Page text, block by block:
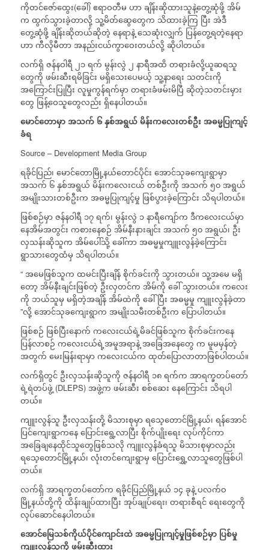
ကိုတင်ဇော်ထွေး(ခေါ်) ဧရာဝတီမ ဟာ ချိန်းဆိုထားသူနဲ့တွေ့ဆုံဖို့ အိမ်
က ထွက်သွားခဲ့တာလို့ သူ့မိတ်ဆွေတွေက သိထားခဲ့ကြ ပြီး အဲဒီ
တွေ့ဆုံဖို့ ချိန်းဆိုတယ်ဆိုတဲ့ နေရာနဲ့ သေဆုံးလျှက် ပြန်တွေ့ရတဲ့နေရာ
ဟာ ကီလိုမီတာ အနည်းငယ်ကွာဝေးတယ်လို့ ဆိုပါတယ်။
လက်ရှိ ဇန်နဝါရီ ၂၁ ရက် မွန်းလွဲ ၂ နာရီအထိ တရားခံလို့ယူဆရသူ
တွေကို ဖမ်းဆီးရမိခြင်း မရှိသေးပေမယ့် သူ့နာရေး သတင်းကို
အကြောင်းပြုပြီး လူမှုကွန်ရက်မှာ တရားခံဖမ်းမိပြီ ဆိုတဲ့သတင်းမှား
တွေ ဖြန့်ဝေသူတွေလည်း ရှိနေပါတယ်။
မောင်တောမှာ အသက် ၆ နှစ်အရွယ် မိန်းကလေးတစ်ဦး အဓမ္မပြုကျင့်
ခံရ
Source – Development Media Group
ရခိုင်ပြည်၊ မောင်တောမြို့နယ်တောင်ပိုင်း အောင်သုခကျေးရွာမှာ
အသက် ၆ နှစ်အရွယ် မိန်းကလေးငယ် တစ်ဦးကို အသက် ၅၀ အရွယ်
အမျိုးသားတစ်ဦးက အဓမ္မပြုကျင့်မှု ဖြစ်ပွားခဲ့ကြောင်း သိရပါတယ်။
ဖြစ်စဉ်မှာ ဇန်နဝါရီ ၁၇ ရက်၊ မွန်းလွဲ ၁ နာရီကျော်က ဒီကလေးငယ်မှာ
နေအိမ်အတွင်း ကစားနေစဉ် အိမ်နီးနားချင်း အသက် ၅၀ အရွယ်၊ ဦး
လှသန်းဆိုသူက အိမ်ပေါ်သို့ ခေါ်ကာ အဓမ္မမှုကျူးလွန်ခဲ့ကြောင်း
ရွာသားတွေထံမှ သိရပါတယ်။
“ အမေဖြစ်သူက ထမင်းပြီးချိန် စိုက်ခင်းကို သွားတယ်။ သူ့အမေ မရှိ
တော့ အိမ်နီးချင်းဖြစ်တဲ့ ဦးလှတင်က အိမ်ကို ခေါ် သွားတယ်။ ကလေး
ကို ဘယ်သူမှ မရှိတဲ့အချိန် အိမ်ထဲကို ခေါ်ပြီး အဓမ္မမှု ကျူးလွန်ခဲ့တာ
”လို့ အောင်သုခကျေးရွာက အမျိုးသမီးတစ်ဦးက ပြောပါတယ်။
ဖြစ်စဉ် ဖြစ်ပြီးနောက် ကလေးငယ်ရဲ့မိခင်ဖြစ်သူက စိုက်ခင်းကနေ
ပြန်လာစဉ် ကလေးငယ်ရဲ့အမူအရာနဲ့ အခြေအနေတွေ က မူမမှန်တဲ့
အတွက် မေးမြန်းရာမှာ ကလေးငယ်က ထုတ်ပြောလာတာဖြစ်ပါတယ်။
လက်ရှိတွင် ဦးလှသန်းဆိုသူကို ဇန်နဝါရီ ၁၈ ရက်က အာရက္ခတပ်တော်
ရဲ့ရဲတပ်ဖွဲ့ (DLEPS) အဖွဲ့က ဖမ်းဆီး စစ်ဆေး နေကြောင်း သိရပါ
တယ်။
ကျူးလွန်သူ ဦးလှသန်းတို့ မိသားစုမှာ ရသေ့တောင်မြို့နယ်၊ ရန်အောင်
ပြင်ကျေးရွာကနေ ပြောင်းရွေ့လာပြီး စိုက်ပျိုးရေး လုပ်ကိုင်ကာ
အခြေချနေထိုင်သူတွေဖြစ်သလို ကျူးလွန်ခံရသူ မိသားစုမှာလည်း
ရသေ့တောင်မြို့နယ်၊ လုံးတင်ကျေးရွာမှ ပြောင်းရွှေ့လာသူတွေဖြစ်ပါ
တယ်။
လက်ရှိ အာရက္ခတပ်တော်က ရခိုင်ပြည်မြို့နယ် ၁၄ ခုနဲ့ ပလက်ဝ
မြို့နယ်တို့ကို ထိန်းချုပ်ထားပြီး အုပ်ချုပ်ရေး၊ တရားစီရင် ရေးတွေကို
လုပ်ဆောင်နေပါတယ်။
အောင်မြေသစ်ကိုယ်ပိုင်ကျောင်းထဲ အဓမ္မပြုကျင့်မှုဖြစ်စဉ်မှာ ပြစ်မှု
ကျူးလွန်သူကို ဖမ်းဆီးထား